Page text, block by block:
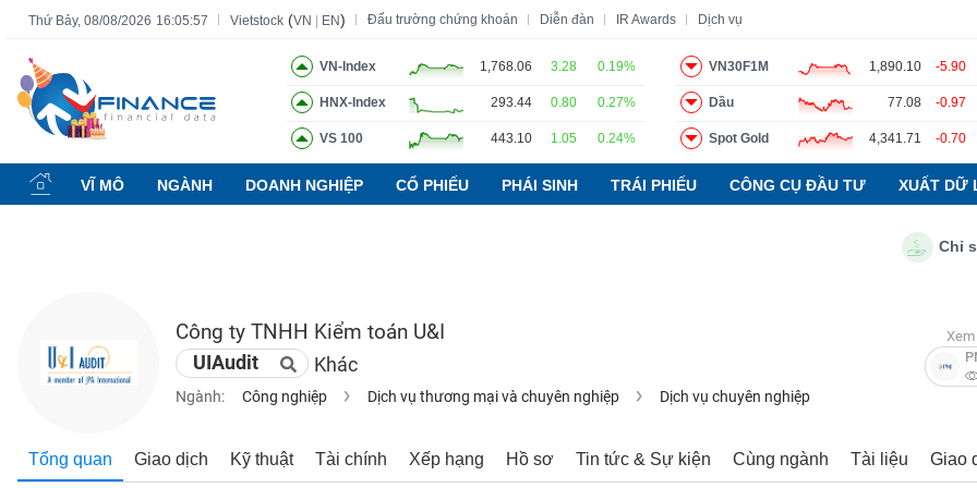
Thứ Bảy, 08/08/2026 16:05:58 Vietstock (VN EN) Đấu trường chứng khoán Diễn đàn IR Awards Dịch vụ
VN-Index 1,768.06 3.28 0.19%
HNX-Index 293.44 0.80 0.27%
VS 100 443.10 1.05 0.24%
VN30F1M 1,890.10 -5.90
Dầu 77.08 -0.97
Spot Gold 4,341.71 -0.70
VĨ MÔ NGÀNH DOANH NGHIỆP CỔ PHIẾU PHÁI SINH TRÁI PHIẾU CÔNG CỤ ĐẦU TƯ XUẤT DỮ
Chỉ số
Công ty TNHH Kiểm toán U&I
UIAudit Khác
Ngành: Công nghiệp Dịch vụ thương mại và chuyên nghiệp Dịch vụ chuyên nghiệp
Tổng quan Giao dịch Kỹ thuật Tài chính Xếp hạng Hồ sơ Tin tức & Sự kiện Cùng ngành Tài liệu Giao
Tất cả Tính năng Ngành Mã chứng khoán Lãnh đạo Báo cáo phân tích Thuật ngữ
Tính
năng
(-)
KHOÁN
NGHIỆP